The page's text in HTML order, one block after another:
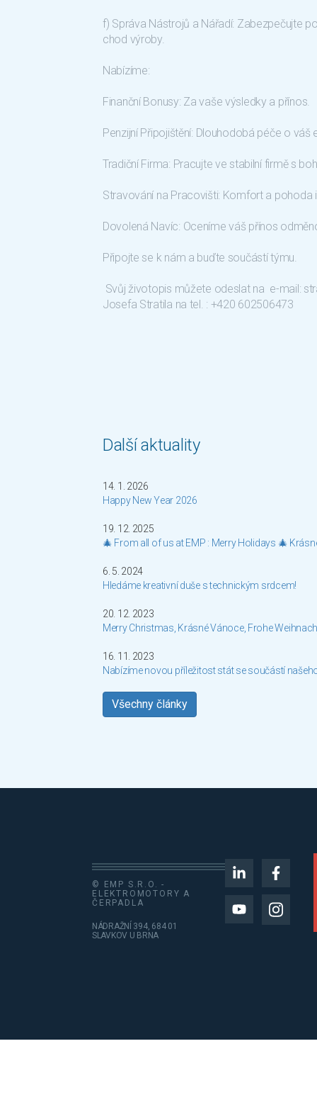
f) Správa Nástrojů a Nářadí: Zabezpečujte
chod výroby.
Nabízíme:
Finanční Bonusy: Za vaše výsledky a přínos.
Penzijní Připojištění: Dlouhodobá péče o váš
Tradiční Firma: Pracujte ve stabilní firmě s
Stravování na Pracovišti: Komfort a pohoda
Dovolená Navíc: Oceníme váš přínos
Připojte se k nám a buďte součástí týmu.
Svůj životopis můžete odeslat na e-mail:
Josefa Stratila na tel. : +420 602506473
Další aktuality
14. 1. 2026
Happy New Year 2026
19. 12. 2025
🎄 From all of us at EMP : Merry Holidays 🎄
6. 5. 2024
Hledáme kreativní duše s technickým srdcem!
20. 12. 2023
Merry Christmas, Krásné Vánoce, Frohe
16. 11. 2023
Nabízíme novou příležitost stát se součástí
Všechny články
© EMP S.R.O. -
ELEKTROMOTORY A
ČERPADLA
NÁDRAŽNÍ 394, 684 01
SLAVKOV U BRNA